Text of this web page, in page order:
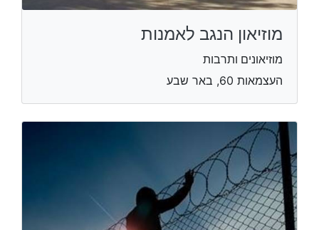
מוזיאון הנגב לאמנות
מוזיאונים ותרבות
העצמאות 60, באר שבע